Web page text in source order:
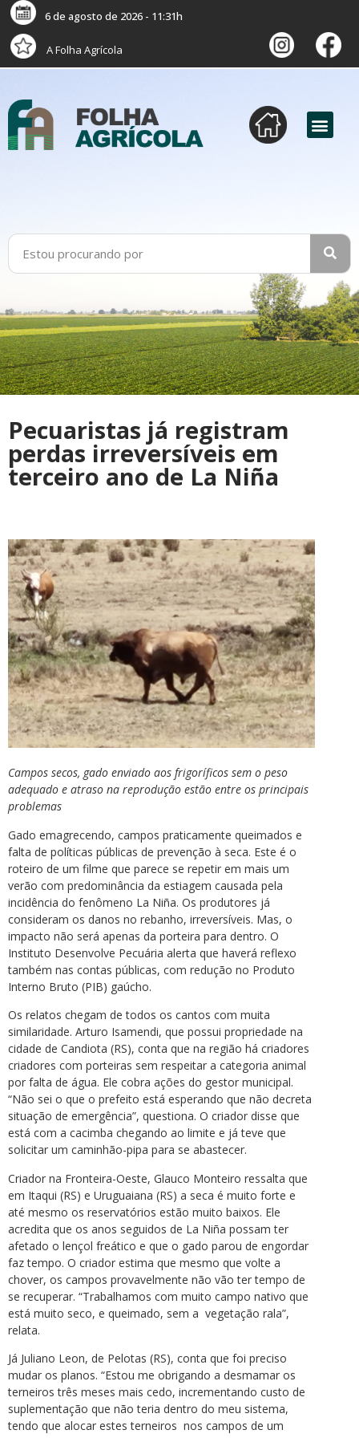
6 de agosto de 2026 - 11:31h
A Folha Agrícola
Pecuaristas já registram
perdas irreversíveis em
terceiro ano de La Niña
Campos secos, gado enviado aos frigoríficos sem o peso
adequado e atraso na reprodução estão entre os principais
problemas
Gado emagrecendo, campos praticamente queimados e
falta de políticas públicas de prevenção à seca. Este é o
roteiro de um filme que parece se repetir em mais um
verão com predominância da estiagem causada pela
incidência do fenômeno La Niña. Os produtores já
consideram os danos no rebanho, irreversíveis. Mas, o
impacto não será apenas da porteira para dentro. O
Instituto Desenvolve Pecuária alerta que haverá reflexo
também nas contas públicas, com redução no Produto
Interno Bruto (PIB) gaúcho.
Os relatos chegam de todos os cantos com muita
similaridade. Arturo Isamendi, que possui propriedade na
cidade de Candiota (RS), conta que na região há criadores
criadores com porteiras sem respeitar a categoria animal
por falta de água. Ele cobra ações do gestor municipal.
“Não sei o que o prefeito está esperando que não decreta
situação de emergência”, questiona. O criador disse que
está com a cacimba chegando ao limite e já teve que
solicitar um caminhão-pipa para se abastecer.
Criador na Fronteira-Oeste, Glauco Monteiro ressalta que
em Itaqui (RS) e Uruguaiana (RS) a seca é muito forte e
até mesmo os reservatórios estão muito baixos. Ele
acredita que os anos seguidos de La Niña possam ter
afetado o lençol freático e que o gado parou de engordar
faz tempo. O criador estima que mesmo que volte a
chover, os campos provavelmente não vão ter tempo de
se recuperar. “Trabalhamos com muito campo nativo que
está muito seco, e queimado, sem a vegetação rala”,
relata.
Já Juliano Leon, de Pelotas (RS), conta que foi preciso
mudar os planos. “Estou me obrigando a desmamar os
terneiros três meses mais cedo, incrementando custo de
suplementação que não teria dentro do meu sistema,
tendo que alocar estes terneiros nos campos de um